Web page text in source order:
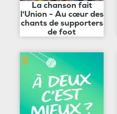
La chanson fait
l'Union - Au cœur des
chants de supporters
de foot